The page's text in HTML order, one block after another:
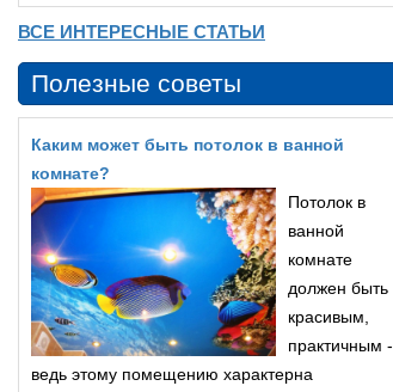
ВСЕ ИНТЕРЕСНЫЕ СТАТЬИ
Полезные советы
Каким может быть потолок в ванной
комнате?
Потолок в
ванной
комнате
должен быть
красивым,
практичным -
ведь этому помещению характерна